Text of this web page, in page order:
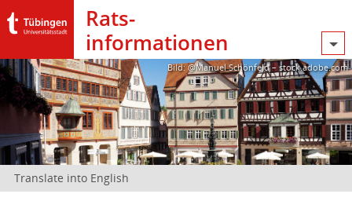
Rats­
informationen
Bild: @Manuel Schönfeld – stock.adobe.com
Translate into English